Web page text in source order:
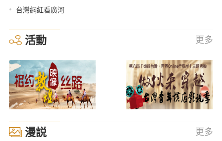
• 台灣網紅看廣河
活動 更多
漫説 更多